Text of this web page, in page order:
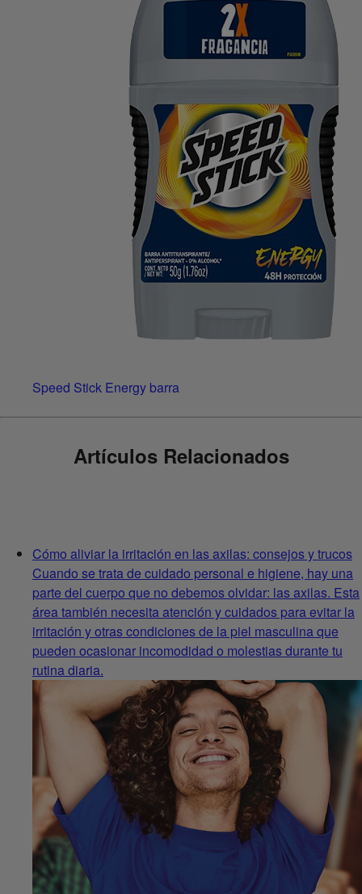
Speed Stick Energy barra
Artículos Relacionados
Cómo aliviar la irritación en las axilas: consejos y trucos
Cuando se trata de cuidado personal e higiene, hay una
parte del cuerpo que no debemos olvidar: las axilas. Esta
área también necesita atención y cuidados para evitar la
irritación y otras condiciones de la piel masculina que
pueden ocasionar incomodidad o molestias durante tu
rutina diaria.